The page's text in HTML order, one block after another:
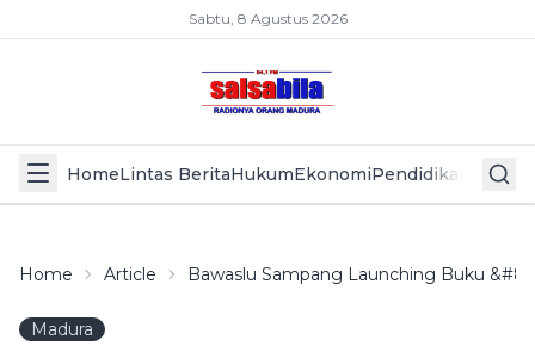
Sabtu, 8 Agustus 2026
HomeLintas BeritaHukumEkonomiPendidikan Politik
Home Article Bawaslu Sampang Launching Buku
Madura